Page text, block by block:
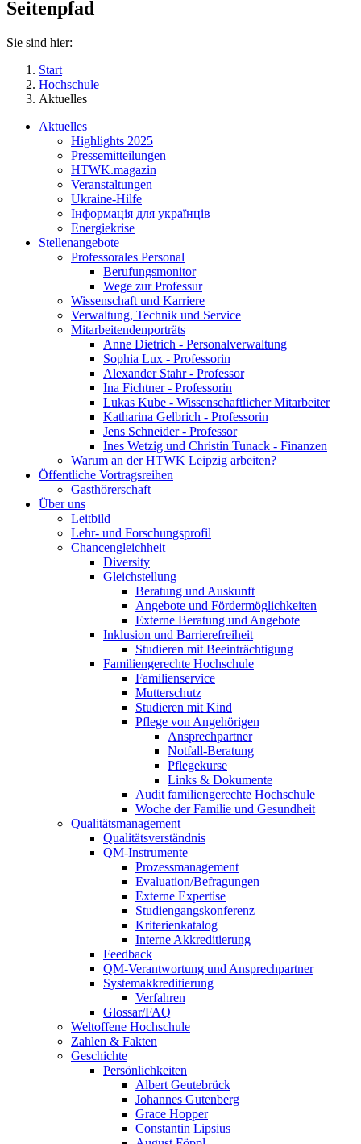
Seitenpfad
Sie sind hier:
Start
Hochschule
Aktuelles
Aktuelles
Highlights 2025
Pressemitteilungen
HTWK.magazin
Veranstaltungen
Ukraine-Hilfe
Інформація для українців
Energiekrise
Stellenangebote
Professorales Personal
Berufungsmonitor
Wege zur Professur
Wissenschaft und Karriere
Verwaltung, Technik und Service
Mitarbeitendenporträts
Anne Dietrich - Personalverwaltung
Sophia Lux - Professorin
Alexander Stahr - Professor
Ina Fichtner - Professorin
Lukas Kube - Wissenschaftlicher Mitarbeiter
Katharina Gelbrich - Professorin
Jens Schneider - Professor
Ines Wetzig und Christin Tunack - Finanzen
Warum an der HTWK Leipzig arbeiten?
Öffentliche Vortragsreihen
Gasthörerschaft
Über uns
Leitbild
Lehr- und Forschungsprofil
Chancengleichheit
Diversity
Gleichstellung
Beratung und Auskunft
Angebote und Fördermöglichkeiten
Externe Beratung und Angebote
Inklusion und Barrierefreiheit
Studieren mit Beeinträchtigung
Familiengerechte Hochschule
Familienservice
Mutterschutz
Studieren mit Kind
Pflege von Angehörigen
Ansprechpartner
Notfall-Beratung
Pflegekurse
Links & Dokumente
Audit familiengerechte Hochschule
Woche der Familie und Gesundheit
Qualitätsmanagement
Qualitätsverständnis
QM-Instrumente
Prozessmanagement
Evaluation/Befragungen
Externe Expertise
Studiengangskonferenz
Kriterienkatalog
Interne Akkreditierung
Feedback
QM-Verantwortung und Ansprechpartner
Systemakkreditierung
Verfahren
Glossar/FAQ
Weltoffene Hochschule
Zahlen & Fakten
Geschichte
Persönlichkeiten
Albert Geutebrück
Johannes Gutenberg
Grace Hopper
Constantin Lipsius